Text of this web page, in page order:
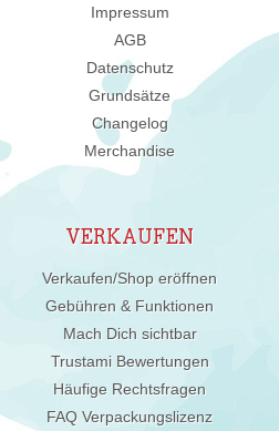
Impressum
AGB
Datenschutz
Grundsätze
Changelog
Merchandise
VERKAUFEN
Verkaufen/Shop eröffnen
Gebühren & Funktionen
Mach Dich sichtbar
Trustami Bewertungen
Häufige Rechtsfragen
FAQ Verpackungslizenz